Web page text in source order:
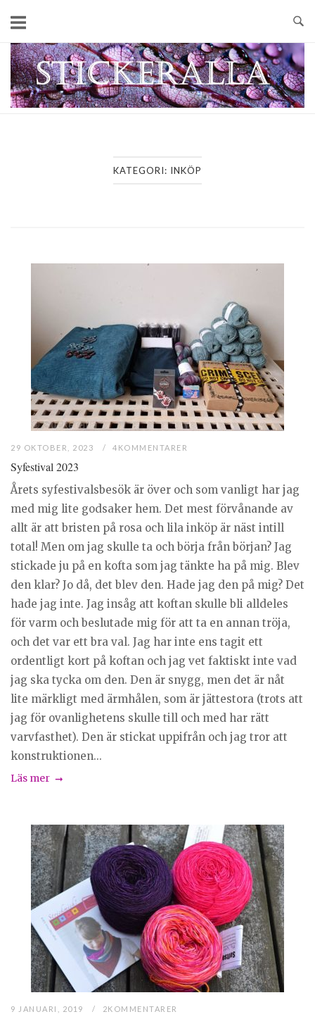
content
Home
KATEGORI: INKÖP
29 OKTOBER, 2023 4KOMMENTARER
Syfestival 2023
Årets syfestivalsbesök är över och som vanligt har jag
med mig lite godsaker hem. Det mest förvånande av
allt är att bristen på rosa och lila inköp är näst intill
total! Men om jag skulle ta och börja från början? Jag
stickade ju på en kofta som jag tänkte ha på mig. Blev
den klar? Jo då, det blev den. Hade jag den på mig? Det
hade jag inte. Jag insåg att koftan skulle bli alldeles
för varm och beslutade mig för att ta en annan tröja,
och det var ett bra val. Jag har inte ens tagit ett
ordentligt kort på koftan och jag vet faktiskt inte vad
jag ska tycka om den. Den är snygg, men det är nåt
lite märkligt med ärmhålen, som är jättestora (trots att
jag för ovanlighetens skulle till och med har rätt
varvfasthet). Den är stickat uppifrån och jag tror att
konstruktionen...
Läs mer
9 JANUARI, 2019 2KOMMENTARER